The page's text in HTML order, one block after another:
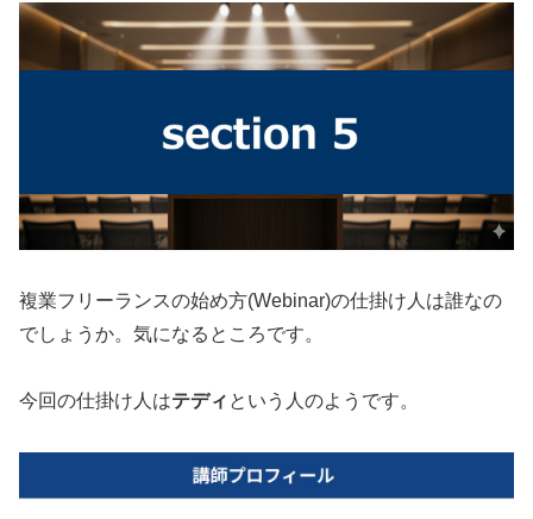
複業フリーランスの始め方(Webinar)の仕掛け人は誰なの
でしょうか。気になるところです。
今回の仕掛け人はテディ という人のようです。